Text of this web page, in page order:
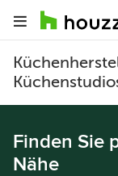
Finden Sie
Nähe